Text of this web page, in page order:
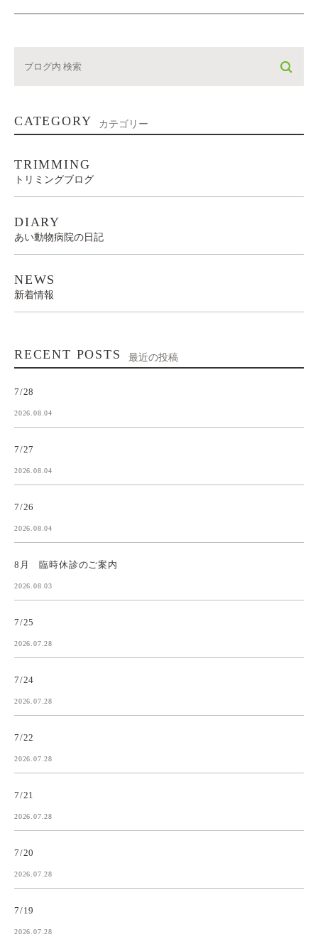
CATEGORY カテゴリー
TRIMMING
トリミングブログ
DIARY
あい動物病院の日記
NEWS
新着情報
RECENT POSTS 最近の投稿
7/28
2026.08.04
7/27
2026.08.04
7/26
2026.08.04
8月 臨時休診のご案内
2026.08.03
7/25
2026.07.28
7/24
2026.07.28
7/22
2026.07.28
7/21
2026.07.28
7/20
2026.07.28
7/19
2026.07.28